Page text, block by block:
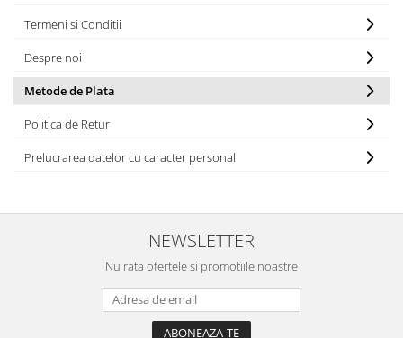
Termeni si Conditii
Despre noi
Metode de Plata
Politica de Retur
Prelucrarea datelor cu caracter personal
NEWSLETTER
Nu rata ofertele si promotiile noastre